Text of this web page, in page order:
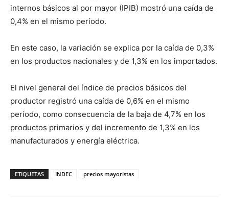
internos básicos al por mayor (IPIB) mostró una caída de
0,4% en el mismo período.
En este caso, la variación se explica por la caída de 0,3%
en los productos nacionales y de 1,3% en los importados.
El nivel general del índice de precios básicos del
productor registró una caída de 0,6% en el mismo
período, como consecuencia de la baja de 4,7% en los
productos primarios y del incremento de 1,3% en los
manufacturados y energía eléctrica.
ETIQUETAS INDEC precios mayoristas